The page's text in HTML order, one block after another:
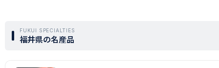
FUKUI SPECIALTIES
福井県の名産品